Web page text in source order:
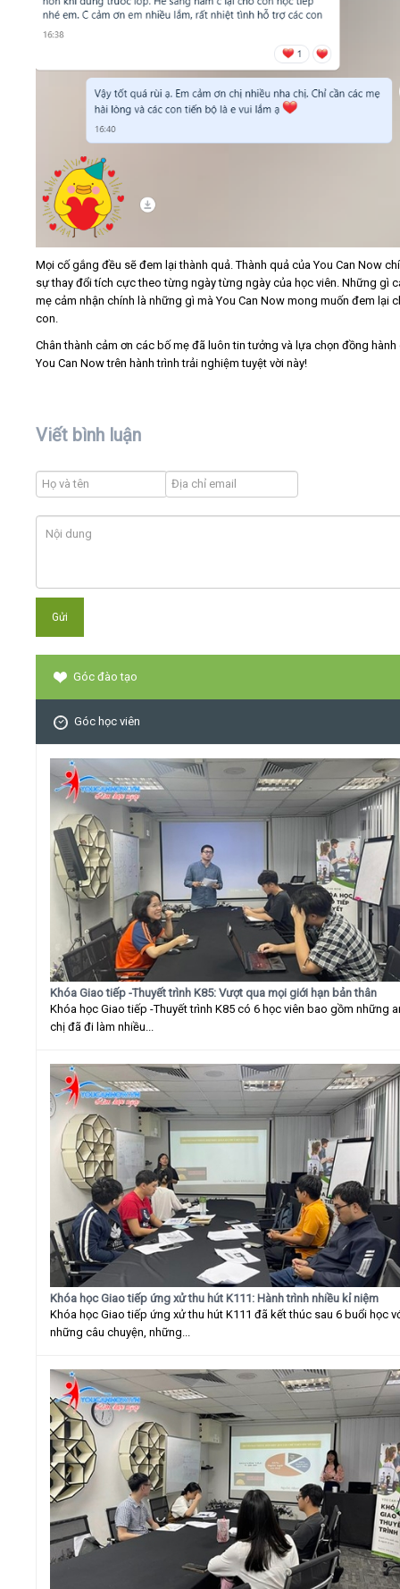
Mọi cố gắng đều sẽ đem lại thành quả. Thành quả của You Can Now
sự thay đổi tích cực theo từng ngày từng ngày của học viên. Những gì
mẹ cảm nhận chính là những gì mà You Can Now mong muốn đem lại
con.
Chân thành cảm ơn các bố mẹ đã luôn tin tưởng và lựa chọn đồng hành
You Can Now trên hành trình trải nghiệm tuyệt vời này!
Viết bình luận
Góc đào tạo
Góc học viên
Khóa Giao tiếp -Thuyết trình K85: Vượt qua mọi giới hạn bản thân
Khóa học Giao tiếp -Thuyết trình K85 có 6 học viên bao gồm những
chị đã đi làm nhiều...
Khóa học Giao tiếp ứng xử thu hút K111: Hành trình nhiều kỉ niệm
Khóa học Giao tiếp ứng xử thu hút K111 đã kết thúc sau 6 buổi học
những câu chuyện, những...